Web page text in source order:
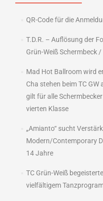
QR-Code für die
T.D.R. – Auflösung der
Grün-Weiß Schermbeck /
Mad Hot Ballroom wird
Cha stehen beim TC
gilt für alle
vierten Klasse
„Amianto“ sucht
Modern/Contemporary
14 Jahre
TC Grün-Weiß
vielfältigem